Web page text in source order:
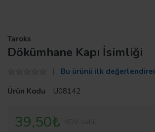
Taroks
Dökümhane Kapı İsimliği
Bu ürünü ilk
Ürün Kodu
U08142
39,50₺